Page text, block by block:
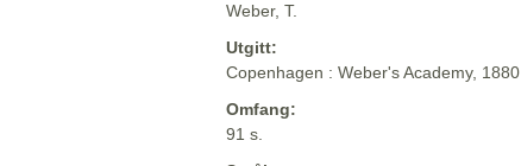
Weber, T.
Utgitt:
Copenhagen : Weber's Academy, 1880
Omfang:
91 s.